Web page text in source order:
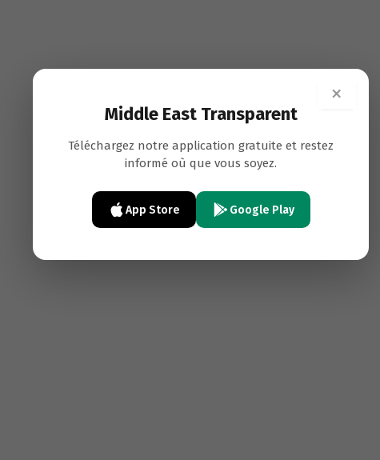
×
Middle East Transparent
Téléchargez notre application gratuite et restez
informé où que vous soyez.
App Store Google Play